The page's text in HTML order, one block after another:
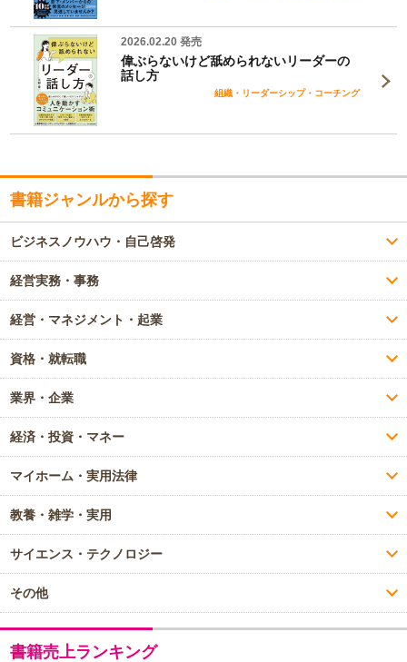
2026.02.20 発売
偉ぶらないけど舐められないリーダーの
話し方
組織・リーダーシップ・コーチング
書籍ジャンルから探す
ビジネスノウハウ・自己啓発
経営実務・事務
経営・マネジメント・起業
資格・就転職
業界・企業
経済・投資・マネー
マイホーム・実用法律
教養・雑学・実用
サイエンス・テクノロジー
その他
書籍売上ランキング